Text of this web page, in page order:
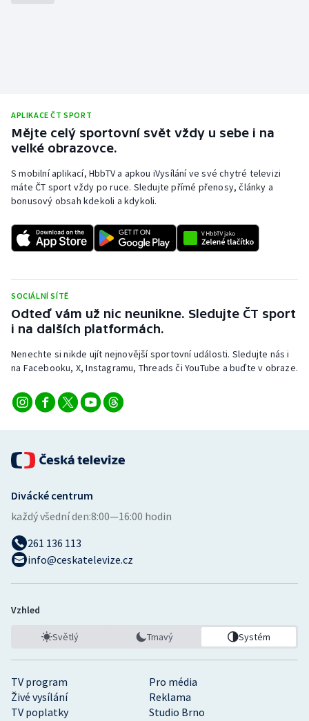
APLIKACE ČT SPORT
Mějte celý sportovní svět vždy u sebe i na
velké obrazovce.
S mobilní aplikací, HbbTV a apkou iVysílání ve své chytré televizi
máte ČT sport vždy po ruce. Sledujte přímé přenosy, články a
bonusový obsah kdekoli a kdykoli.
SOCIÁLNÍ SÍTĚ
Odteď vám už nic neunikne. Sledujte ČT sport
i na dalších platformách.
Nenechte si nikde ujít nejnovější sportovní události. Sledujte nás i
na Facebooku, X, Instagramu, Threads či YouTube a buďte v obraze.
TV program
Pro média
Živé vysílání
Reklama
TV poplatky
Studio Brno
Divácké centrum
každý všední den:8:00—16:00 hodin
261 136 113
info@ceskatelevize.cz
Vzhled
Světlý Tmavý Systém